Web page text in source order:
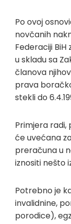
Po ovoj
novčanih
Federaciji BiH
u skladu sa
članova
prava
stekli do
Primjera radi,
će uvećana
preračuna u
iznositi nešto
Potrebno je
invalidnine,
porodice),